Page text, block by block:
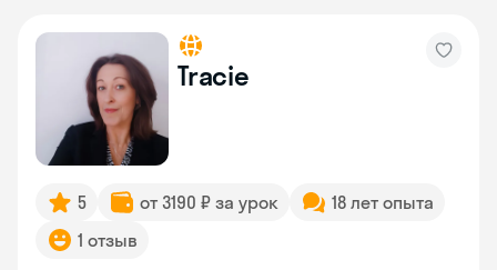
Tracie
5 от 3190 ₽ за урок
18 лет опыта
1 отзыв